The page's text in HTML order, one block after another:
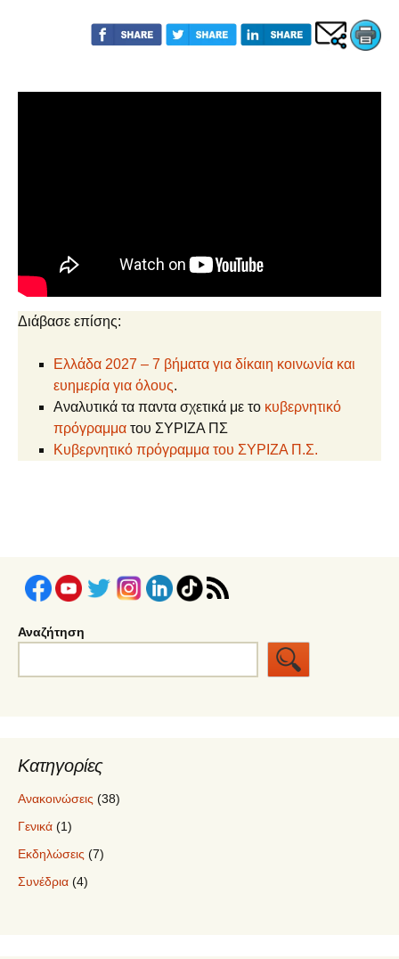
Διάβασε επίσης:
Ελλάδα 2027 – 7 βήματα για δίκαιη κοινωνία και
ευημερία για όλους.
Αναλυτικά τα παντα σχετικά με το κυβερνητικό
πρόγραμμα του ΣΥΡΙΖΑ ΠΣ
Κυβερνητικό πρόγραμμα του ΣΥΡΙΖΑ Π.Σ.
Αναζήτηση
Κατηγορίες
Ανακοινώσεις (38)
Γενικά (1)
Εκδηλώσεις (7)
Συνέδρια (4)